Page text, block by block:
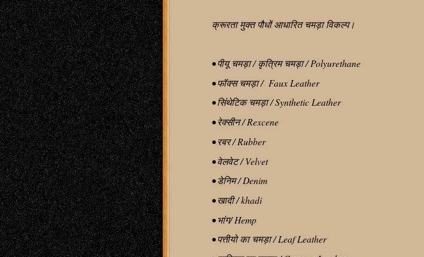
क्रूरता मुक्त पौधों आधारित चमड़ा विकल्प।
• पीयू चमड़ा / कृत्रिम चमड़ा / Polyurethane
• फॉक्स चमड़ा / Faux Leather
• सिंथेटिक चमड़ा / Synthetic Leather
• रेक्सीन / Rexcene
• रबर / Rubber
• वेलवेट / Velvet
• डेनिम / Denim
• खादी / khadi
• भांग/ Hemp
• पत्तीयो का चमड़ा / Leaf Leather